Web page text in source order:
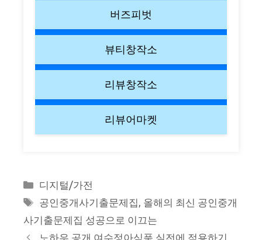
버즈피벗
뷰티창작소
리뷰창작소
리뷰어마켓
Categories
디지털/가전
Tags
공인중개사기출문제집 올해의 최신 공인중개
사기출문제집 성공으로 이끄는
노하우 공개 여수정아식품 실전에 적용하기